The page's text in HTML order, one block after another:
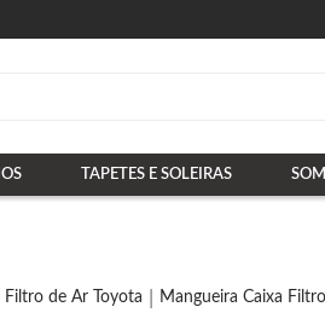
TAPETES E SOLEIRAS
Filtro de Ar Toyota Mangueira Caixa